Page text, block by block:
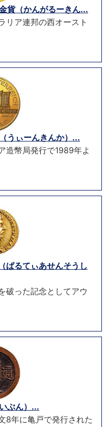
貨（かんがるーきん...
リア連邦の西オースト
うぃーんきんか）...
造幣局発行で1989年よ
ぱるてぃあせんそうし
破った記念としてアウ
ぶん）...
8年に亀戸で発行された